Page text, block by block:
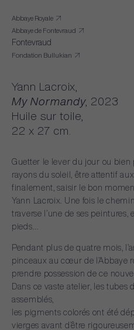
Abbaye Royale
Abbaye de Fontevraud
Fontevraud
Fondation Bullukian
Yann Lacroix,
My Normandy, 2023
Huile sur toile,
22 x 27 cm.
Guetter le lever du jour ou bien
rayons du soleil, être attentif aux
finalement, saisir le bon
Yann
Lacroix. Une fois le chemin
traverse
l’une de ses peintures,
pieds…
Pendant plus de quatre mois,
pinceaux au cœur de l’Abbaye
prendre possession de ce nouvel
Dans ce vaste atelier, les tubes
assemblés,
les pigments colorés ont été
vierges avant d’être